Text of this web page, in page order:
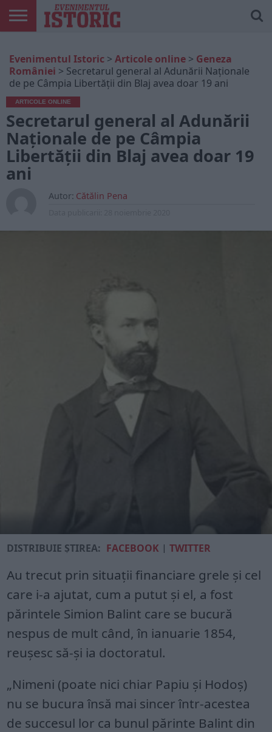
ONLINE
EDIȚII
TIPĂRITE
ISTORIC
PLAY
CONTUL
MEU
Evenimentul Istoric > Articole online > Geneza
României > Secretarul general al Adunării Naționale
de pe Câmpia Libertății din Blaj avea doar 19 ani
ARTICOLE ONLINE
Secretarul general al Adunării
Naționale de pe Câmpia
Libertății din Blaj avea doar 19
ani
Autor: Cătălin Pena
DISTRIBUIE ȘTIREA: FACEBOOK |TWITTER
Au trecut prin situații financiare grele și cel
care i-a ajutat, cum a putut și el, a fost
părintele Simion Balint care se bucură
nespus de mult când, în ianuarie 1854,
reușesc să-și ia doctoratul.
„Nimeni (poate nici chiar Papiu și Hodoș)
nu se bucura însă mai sincer într-acestea
de succesul lor ca bunul părinte Balint din